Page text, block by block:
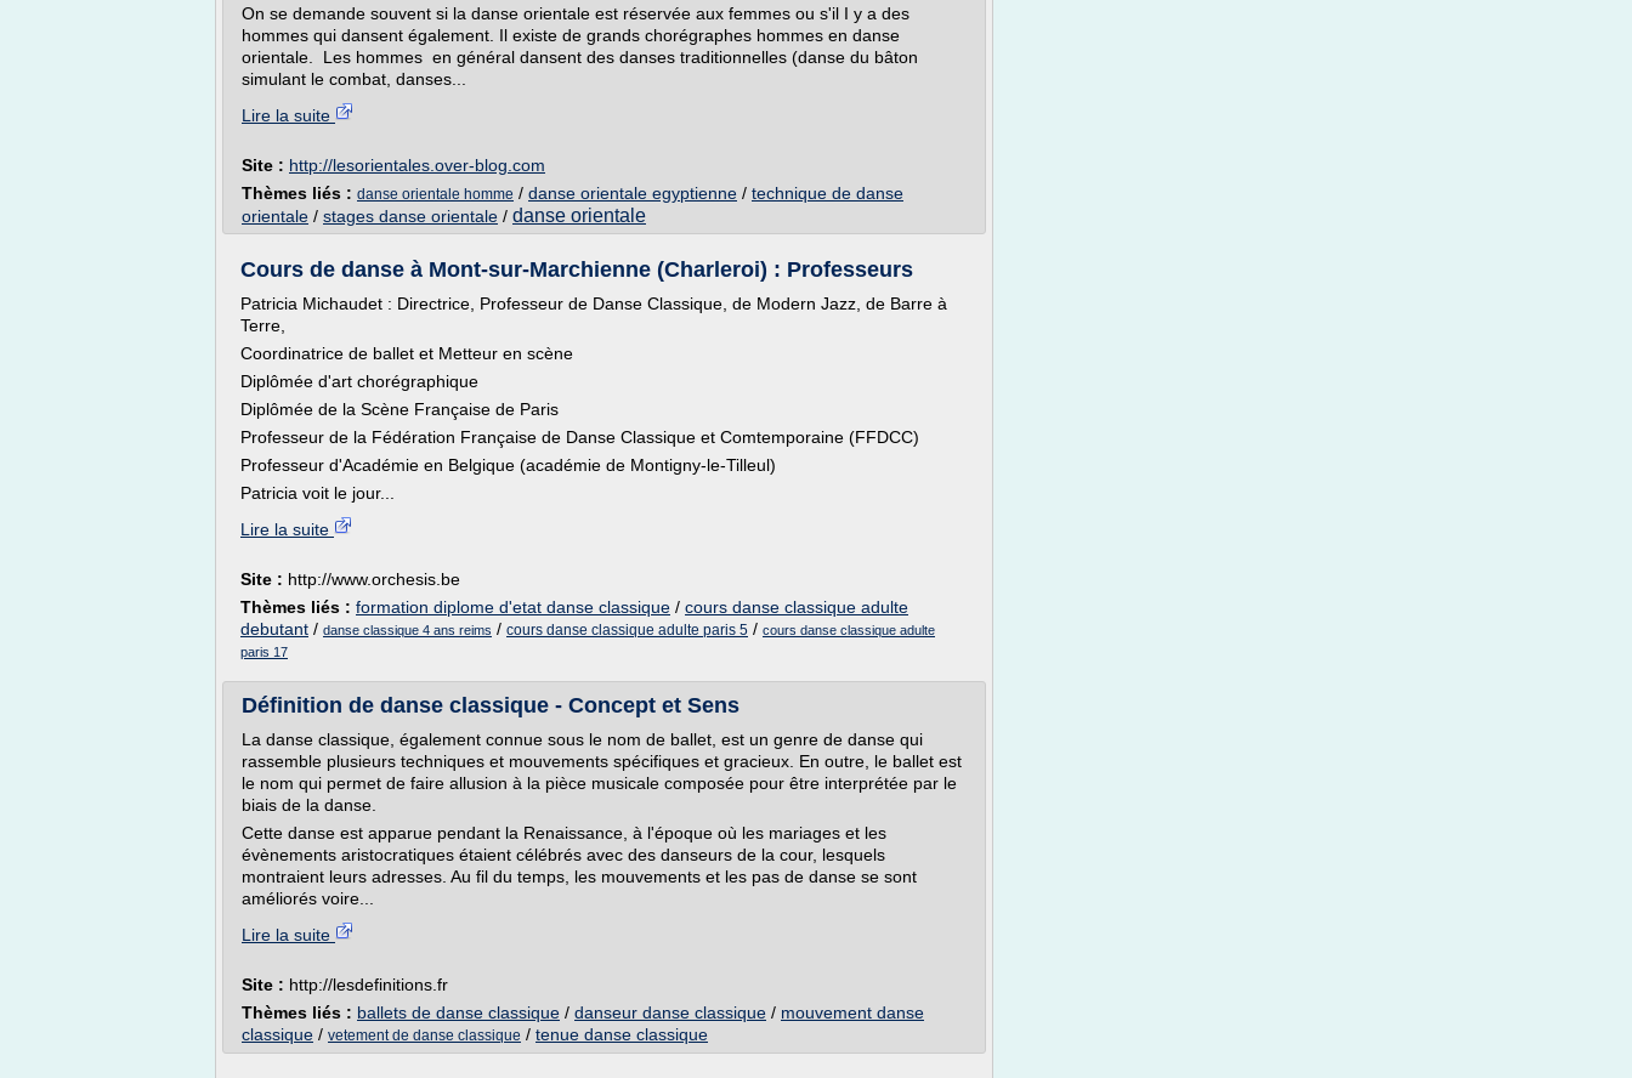
On se demande souvent si la danse orientale est réservée aux femmes ou s'il I y a des
hommes qui dansent également. Il existe de grands chorégraphes hommes en danse
orientale. Les hommes en général dansent des danses traditionnelles (danse du bâton
simulant le combat, danses...
Lire la suite
Site : http://lesorientales.over-blog.com
Thèmes liés : danse orientale homme / danse orientale egyptienne / technique de danse
orientale / stages danse orientale / danse orientale
Cours de danse à Mont-sur-Marchienne (Charleroi) : Professeurs
Patricia Michaudet : Directrice, Professeur de Danse Classique, de Modern Jazz, de Barre à
Terre,
Coordinatrice de ballet et Metteur en scène
Diplômée d'art chorégraphique
Diplômée de la Scène Française de Paris
Professeur de la Fédération Française de Danse Classique et Comtemporaine (FFDCC)
Professeur d'Académie en Belgique (académie de Montigny-le-Tilleul)
Patricia voit le jour...
Lire la suite
Site : http://www.orchesis.be
Thèmes liés : formation diplome d'etat danse classique / cours danse classique adulte
debutant / danse classique 4 ans reims / cours danse classique adulte paris 5 / cours danse classique adulte
paris 17
Définition de danse classique - Concept et Sens
La danse classique, également connue sous le nom de ballet, est un genre de danse qui
rassemble plusieurs techniques et mouvements spécifiques et gracieux. En outre, le ballet est
le nom qui permet de faire allusion à la pièce musicale composée pour être interprétée par le
biais de la danse.
Cette danse est apparue pendant la Renaissance, à l'époque où les mariages et les
évènements aristocratiques étaient célébrés avec des danseurs de la cour, lesquels
montraient leurs adresses. Au fil du temps, les mouvements et les pas de danse se sont
améliorés voire...
Lire la suite
Site : http://lesdefinitions.fr
Thèmes liés : ballets de danse classique / danseur danse classique / mouvement danse
classique / vetement de danse classique / tenue danse classique